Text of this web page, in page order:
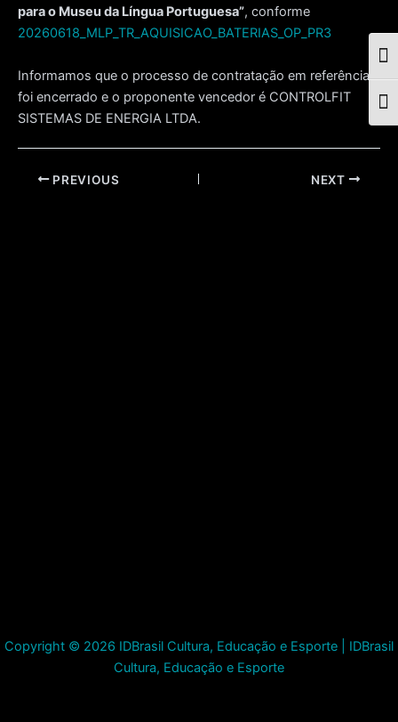
para o Museu da Língua Portuguesa”, conforme
20260618_MLP_TR_AQUISICAO_BATERIAS_OP_PR3
Informamos que o processo de contratação em referência
foi encerrado e o proponente vencedor é CONTROLFIT
SISTEMAS DE ENERGIA LTDA.
Post PREVIOUS NEXT
Copyright © 2026 IDBrasil Cultura, Educação e Esporte | IDBrasil
Cultura, Educação e Esporte